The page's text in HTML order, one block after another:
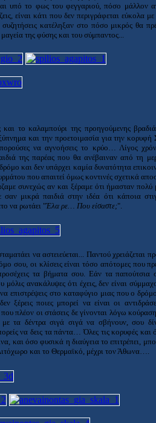
υπό το φως του φεγγαριού, πόσο μάλλον
είναι κάτι που δεν περιγράφεται εύκολα με
συζητήσεις κατέληξαν στο πόσο μικρός θα
της φύσης και του σύμπαντος...
και το καλαμπούρι της προηγούμενης
και την προετοιμασία για την
να αγνοήσεις το κρύο… Λίγος
της παρέας που θα ανέβαιναν από τη
και δεν υπάρχει καμία δυνατότητα
που απαιτεί όμως κοντινές σχετικά
συνεχώς αν και ξέραμε ότι ήμασταν πολύ
μικρά παιδιά στην ιδέα ότι κάποια
να ρωτάει "Έλα ρε… Που είσαστε;".
να αστειεύεται... Παντού χρειάζεται
σου, οι κλίσεις είναι τόσο απότομες που
τα βήματα σου. Εάν τα παπούτσια
ανακάλυψες ότι έχεις, δεν είναι
επιστρέψεις στο καταφύγιο μιας που ο
ξέρεις ποιες μπορεί να είναι οι
πλέον οι στάσεις δε γίνονται λόγω
τα δέντρα σιγά σιγά να σβήνουν, σου
να δεις τα πάντα… Όλες τις κορυφές και
και όσο φυσικά η διαύγεια το επιτρέπει,
και το Θερμαϊκό, μέχρι τον Άθωνα….